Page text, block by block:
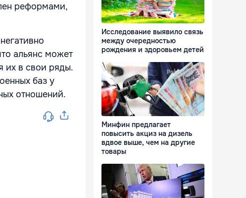
реформами,
альянс может
их в свои ряды.
баз у
отношений.
Исследование выявило связь
между очередностью
рождения и здоровьем детей
Минфин предлагает
повысить акциз на дизель
вдвое выше, чем на другие
товары